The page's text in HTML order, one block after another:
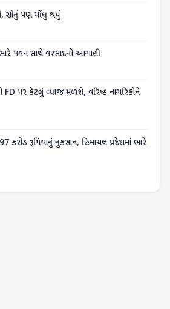
સોનું પણ મોંઘુ થયું
પવન સાથે વરસાદની આગાહી
FD પર કેટલું વ્યાજ મળશે, વરિષ્ઠ નાગરિકોને
કરોડ રૂપિયાનું નુકસાન, હિમાચલ પ્રદેશમાં ભારે